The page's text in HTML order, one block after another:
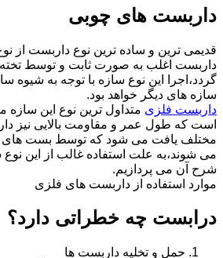
داربست های چوبی
قدیمی ترین و ساده ترین نوع داربست از
داربست اغلب به صورت ثابت و توسط
گردد،اجرا این نوع سازه با توجه به شیوه
سازه های دیگر خواهد بود.
داربست فلزی متداول ترین نوع این سازه
است که طول عمر و مقاومت بالایی نیز
مختلف یافت می شود که توسط بست های
می شوند،به علت استفاده غالب از این نوع
شرح آن می پردازیم.
موارد استفاده از داربست های فلزی
درابست چه خطراتی دارد؟
حمل و تخلیه داربست ها